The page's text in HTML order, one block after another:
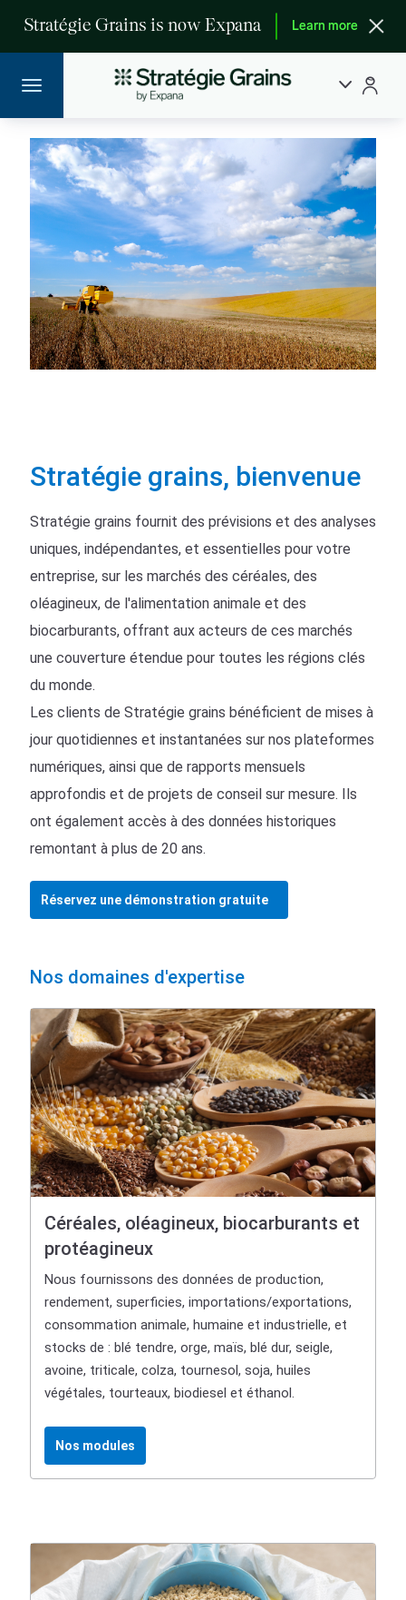
Stratégie Grains is now Expana Learn more
Stratégie grains, bienvenue
Stratégie grains fournit des prévisions et des analyses
uniques, indépendantes, et essentielles pour votre
entreprise, sur les marchés des céréales, des
oléagineux, de l'alimentation animale et des
biocarburants, offrant aux acteurs de ces marchés
une couverture étendue pour toutes les régions clés
du monde.
Les clients de Stratégie grains bénéficient de mises à
jour quotidiennes et instantanées sur nos plateformes
numériques, ainsi que de rapports mensuels
approfondis et de projets de conseil sur mesure. Ils
ont également accès à des données historiques
remontant à plus de 20 ans.
Réservez une démonstration gratuite
Nos domaines d'expertise
Céréales, oléagineux, biocarburants et
protéagineux
Nous fournissons des données de production,
rendement, superficies, importations/exportations,
consommation animale, humaine et industrielle, et
stocks de : blé tendre, orge, maïs, blé dur, seigle,
avoine, triticale, colza, tournesol, soja, huiles
végétales, tourteaux, biodiesel et éthanol.
Nos modules